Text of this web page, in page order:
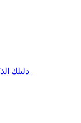
دليلك